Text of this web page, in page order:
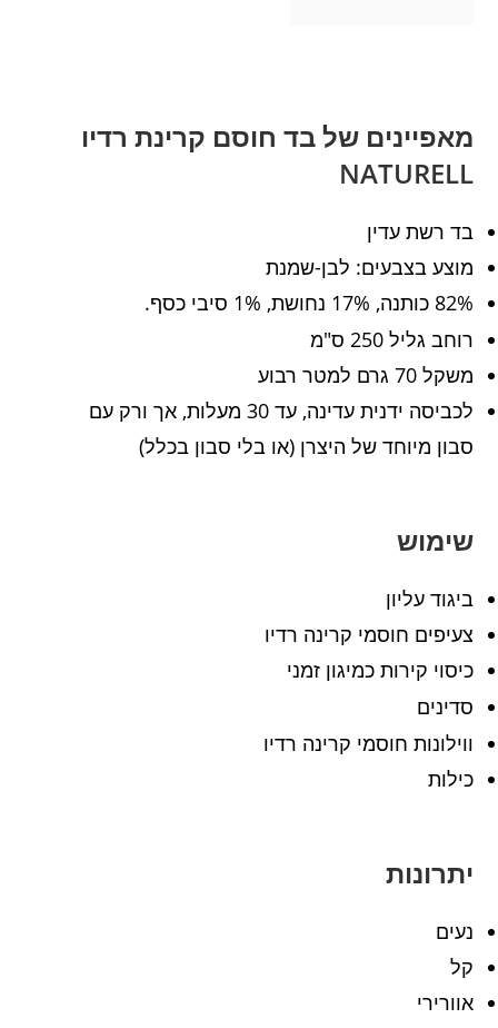
מאפיינים של בד חוסם קרינת רדיו
NATURELL
בד רשת עדין
מוצע בצבעים: לבן-שמנת
82% כותנה, 17% נחושת, 1% סיבי
כסף.
רוחב גליל 250 ס"מ
משקל 70 גרם למטר רבוע
לכביסה ידנית עדינה, עד 30 מעלות, אך ורק עם
סבון מיוחד של היצרן (או בלי סבון בכלל)
שימוש
ביגוד עליון
צעיפים חוסמי קרינה רדיו
כיסוי קירות כמיגון זמני
סדינים
ווילונות חוסמי קרינה רדיו
כילות
יתרונות
נעים
קל
אוורירי